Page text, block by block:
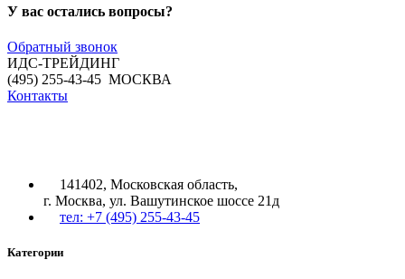
500
руб..
У вас остались вопросы?
Обратный звонок
ИДС-ТРЕЙДИНГ
(495) 255-43-45 МОСКВА
Контакты
141402, Московская область,
г. Москва, ул. Вашутинское шоссе 21д
тел: +7 (495) 255-43-45
Категории